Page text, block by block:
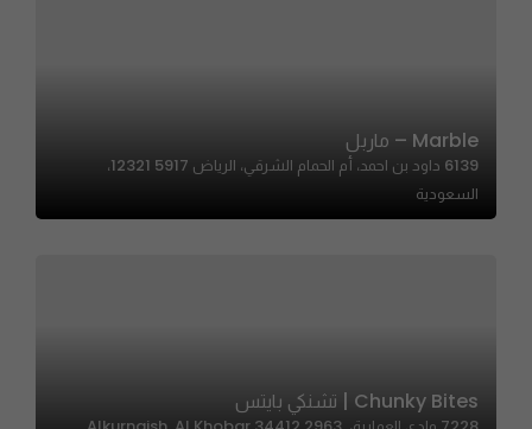
Marble – ماربل
6139 داود بن احمد، أم الحمام الشرقي، الرياض 12321 5917،
السعودية
Chunky Bites | تشنكي بايتس